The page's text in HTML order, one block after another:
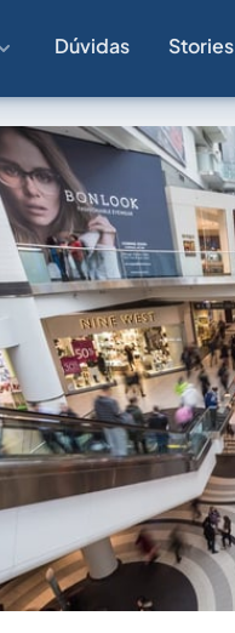
Dúvidas Stories